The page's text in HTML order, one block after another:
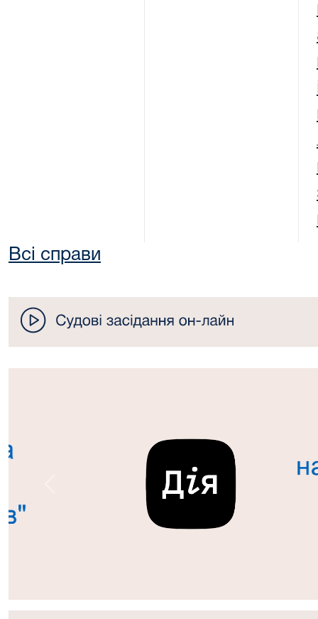
Всі справи
Попередній